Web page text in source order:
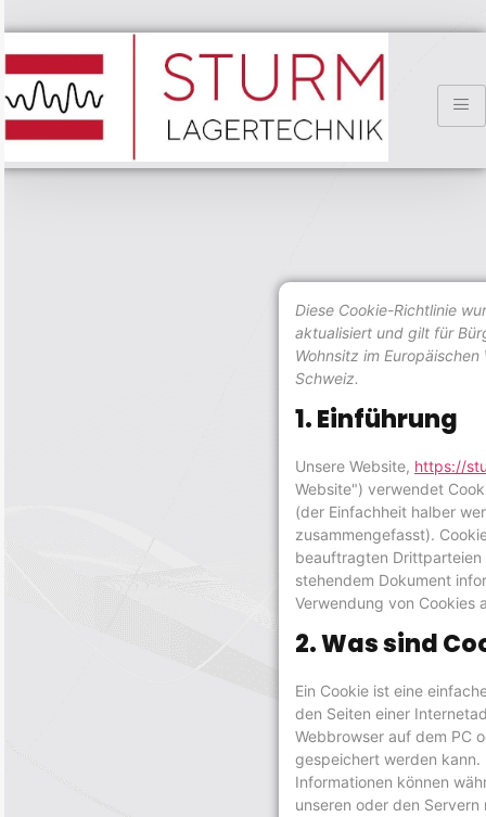
Diese Cookie-Richtlinie
aktualisiert und gilt für
Wohnsitz im
Schweiz.
1. Einführung
Unsere Website, https://
Website") verwendet
(der Einfachheit halber
zusammengefasst).
beauftragten
stehendem Dokument
Verwendung von Cookies
2. Was sind
Ein Cookie ist eine
den Seiten einer
Webbrowser auf dem PC
gespeichert werden
Informationen können
unseren oder den